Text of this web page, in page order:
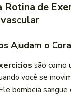
Rotina de
Ajudam o
são como
você se
bombeia sangue